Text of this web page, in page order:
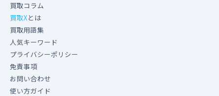
買取コラム
買取Xとは
買取用語集
人気キーワード
プライバシーポリシー
免責事項
お問い合わせ
使い方ガイド